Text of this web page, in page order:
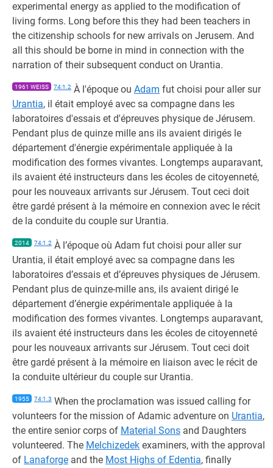
experimental energy as applied to the modification of
living forms. Long before this they had been teachers in
the citizenship schools for new arrivals on Jerusem. And
all this should be borne in mind in connection with the
narration of their subsequent conduct on Urantia.
1961 WEISS 74:1.2 À l'époque ou Adam fut choisi pour aller sur
Urantia, il était employé avec sa compagne dans les
laboratoires d'essais et d'épreuves physique de Jérusem.
Pendant plus de quinze mille ans ils avaient dirigés le
département d'énergie expérimentale appliquée à la
modification des formes vivantes. Longtemps auparavant,
ils avaient été instructeurs dans les écoles de citoyenneté,
pour les nouveaux arrivants sur Jérusem. Tout ceci doit
être gardé présent à la mémoire en connexion avec le récit
de la conduite du couple sur Urantia.
2014 74:1.2 À l’époque où Adam fut choisi pour aller sur
Urantia, il était employé avec sa compagne dans les
laboratoires d’essais et d’épreuves physiques de Jérusem.
Pendant plus de quinze-mille ans, ils avaient dirigé le
département d’énergie expérimentale appliquée à la
modification des formes vivantes. Longtemps auparavant,
ils avaient été instructeurs dans les écoles de citoyenneté
pour les nouveaux arrivants sur Jérusem. Tout ceci doit
être gardé présent à la mémoire en liaison avec le récit de
la conduite ultérieur du couple sur Urantia.
1955 74:1.3 When the proclamation was issued calling for
volunteers for the mission of Adamic adventure on Urantia,
the entire senior corps of Material Sons and Daughters
volunteered. The Melchizedek examiners, with the approval
of Lanaforge and the Most Highs of Edentia, finally